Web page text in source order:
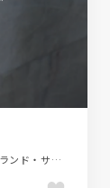
スタイリッシュ、タイポグラフィー、ブラック系 、ブランド・サービスサイト、大きめ写真、金融・法律・人材・専門職